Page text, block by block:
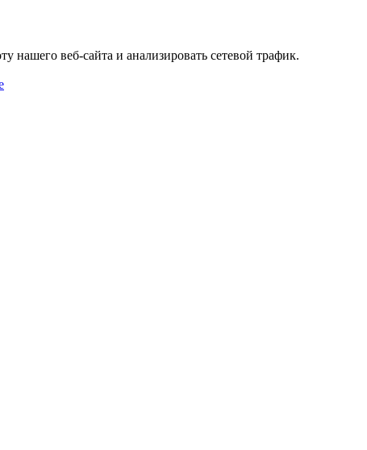
веб-сайта и анализировать сетевой трафик.